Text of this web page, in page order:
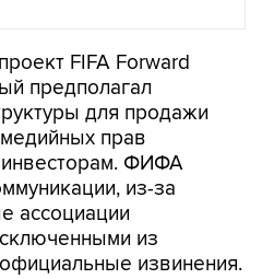
FIFA Forward
предполагал
для продажи
прав
инвесторам. ФИФА
из-за
ассоциации
из
извинения.